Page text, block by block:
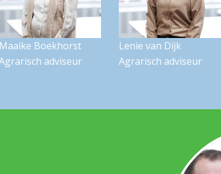
Maaike Boekhorst
adviseur
Lenie van Dijk
Agrarisch adviseur